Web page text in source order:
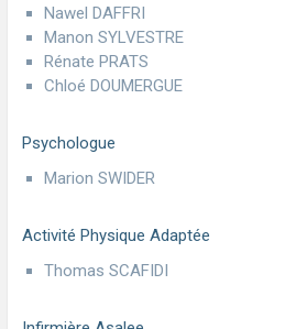
Nawel DAFFRI
Manon SYLVESTRE
Rénate PRATS
Chloé DOUMERGUE
Psychologue
Marion SWIDER
Activité Physique Adaptée
Thomas SCAFIDI